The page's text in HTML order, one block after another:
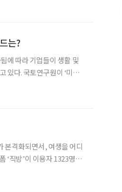
는?
에 따라 기업들이 생활 및
이 ‘미래
본격화되면서, 여생을 어디